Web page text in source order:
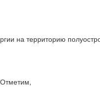
на территорию